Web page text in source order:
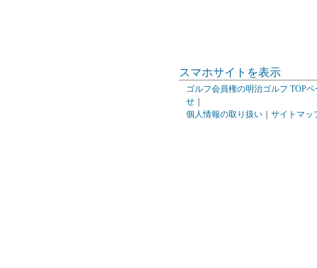
スマホサイトを表示
ゴルフ会員権の明治ゴルフ TOPペ
せ
個人情報の取り扱い
サイトマッ